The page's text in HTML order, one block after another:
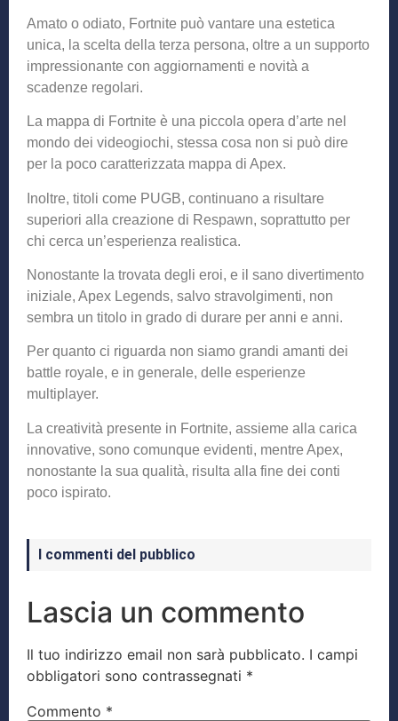
Amato o odiato, Fortnite può vantare una estetica
unica, la scelta della terza persona, oltre a un supporto
impressionante con aggiornamenti e novità a
scadenze regolari.
La mappa di Fortnite è una piccola opera d’arte nel
mondo dei videogiochi, stessa cosa non si può dire
per la poco caratterizzata mappa di Apex.
Inoltre, titoli come PUGB, continuano a risultare
superiori alla creazione di Respawn, soprattutto per
chi cerca un’esperienza realistica.
Nonostante la trovata degli eroi, e il sano divertimento
iniziale, Apex Legends, salvo stravolgimenti, non
sembra un titolo in grado di durare per anni e anni.
Per quanto ci riguarda non siamo grandi amanti dei
battle royale, e in generale, delle esperienze
multiplayer.
La creatività presente in Fortnite, assieme alla carica
innovative, sono comunque evidenti, mentre Apex,
nonostante la sua qualità, risulta alla fine dei conti
poco ispirato.
I commenti del pubblico
Lascia un commento
Il tuo indirizzo email non sarà pubblicato. I campi
obbligatori sono contrassegnati *
Commento *